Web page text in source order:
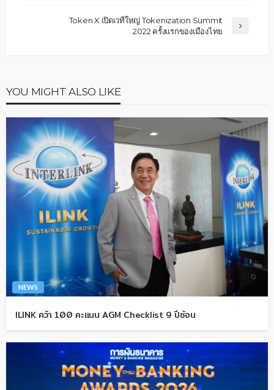
Token X เปิดเวทีใหญ่ Tokenization Summit
2022 ครั้งแรกของเมืองไทย
YOU MIGHT ALSO LIKE
NEWS
ILINK คว้า 100 คะแนน AGM Checklist 9 ปีซ้อน